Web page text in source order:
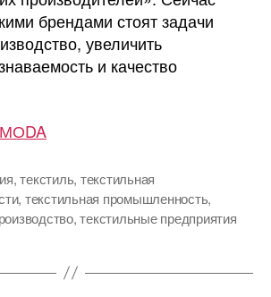
брендами стоят задачи
увеличить
и качество
,текстиль, текстильная
, текстильная промышленность,
,текстильные предприятия